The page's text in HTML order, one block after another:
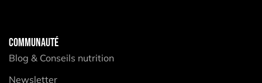
COMMUNAUTÉ
Blog & Conseils nutrition
Newsletter